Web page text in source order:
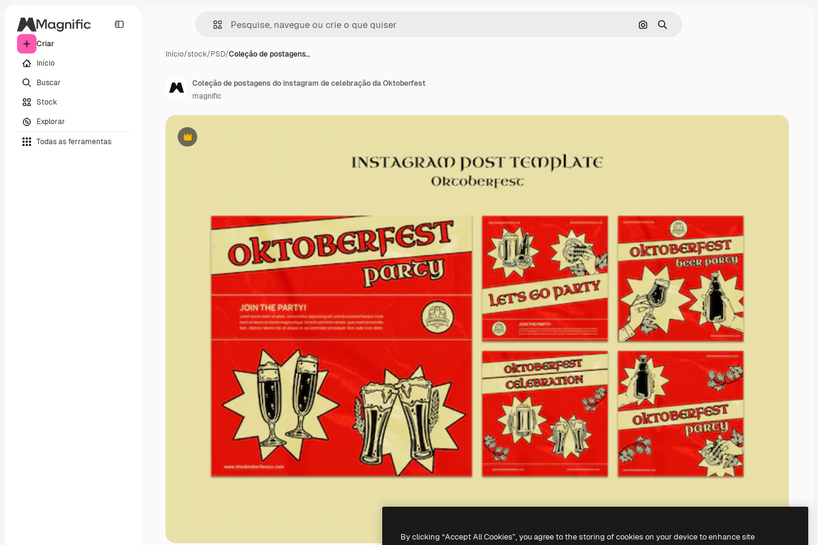
Criar
Início
Buscar
Stock
Explorar
Todas as ferramentas
Pesquisar por imagem
Buscar
Início/stock/PSD/Coleção de postagens…
Premium
Coleção de postagens do instagram de celebração da Oktoberfest
magnific
By clicking “Accept All Cookies”, you agree to the storing of cookies on your device to enhance site